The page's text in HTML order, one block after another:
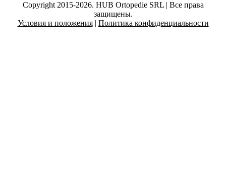
Copyright 2015-2026. HUB Ortopedie SRL | Все права
защищены.
Условия и положения| Политика конфиденциальности